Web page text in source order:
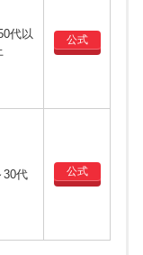
代以
公式
30代 公式